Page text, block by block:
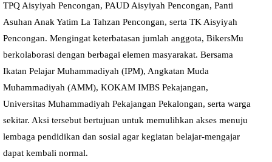
TPQ Aisyiyah Pencongan, PAUD Aisyiyah Pencongan, Panti
Asuhan Anak Yatim La Tahzan Pencongan, serta TK Aisyiyah
Pencongan. Mengingat keterbatasan jumlah anggota, BikersMu
berkolaborasi dengan berbagai elemen masyarakat. Bersama
Ikatan Pelajar Muhammadiyah (IPM), Angkatan Muda
Muhammadiyah (AMM), KOKAM IMBS Pekajangan,
Universitas Muhammadiyah Pekajangan Pekalongan, serta warga
sekitar. Aksi tersebut bertujuan untuk memulihkan akses menuju
lembaga pendidikan dan sosial agar kegiatan belajar-mengajar
dapat kembali normal.